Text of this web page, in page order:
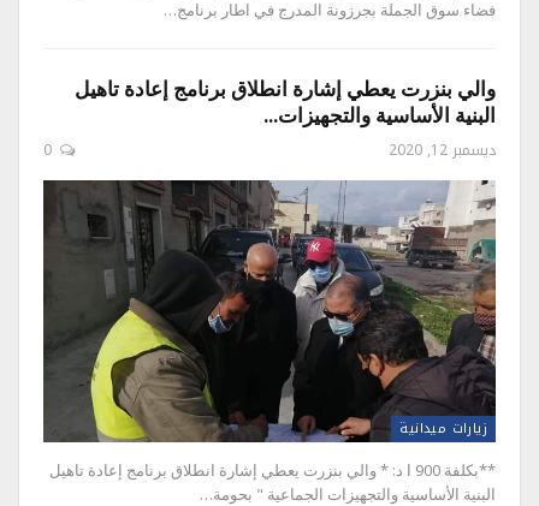
فضاء سوق الجملة بجرزونة المدرج في اطار برنامج…
والي بنزرت يعطي إشارة انطلاق برنامج إعادة تاهيل
البنية الأساسية والتجهيزات…
ديسمبر 12, 2020
زيارات ميدانية
**بكلفة 900 ا د: * والي بنزرت يعطي إشارة انطلاق برنامج إعادة تاهيل
البنية الأساسية والتجهيزات الجماعية " بحومة…